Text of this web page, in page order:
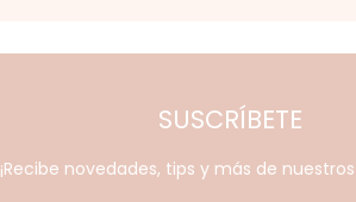
SUSCRÍBETE
¡Recibe novedades, tips y más de